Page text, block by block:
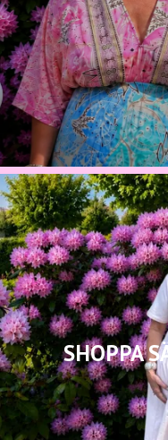
LÄS MER
SHOPPA